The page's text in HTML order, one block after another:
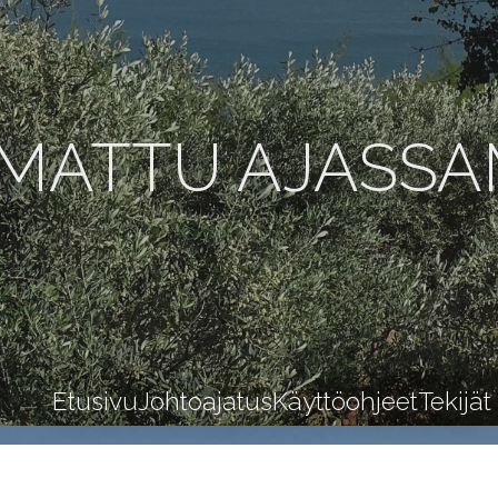
EtusivuJohtoajatusKäyttöohjeetTekijät